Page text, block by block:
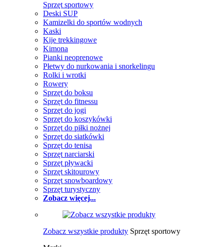
Sprzęt sportowy
Deski SUP
Kamizelki do sportów wodnych
Kaski
Kije trekkingowe
Kimona
Pianki neoprenowe
Płetwy do nurkowania i snorkelingu
Rolki i wrotki
Rowery
Sprzęt do boksu
Sprzęt do fitnessu
Sprzęt do jogi
Sprzęt do koszykówki
Sprzęt do piłki nożnej
Sprzęt do siatkówki
Sprzęt do tenisa
Sprzęt narciarski
Sprzęt pływacki
Sprzęt skitourowy
Sprzęt snowboardowy
Sprzęt turystyczny
Zobacz więcej...
Zobacz wszystkie produkty Sprzęt sportowy